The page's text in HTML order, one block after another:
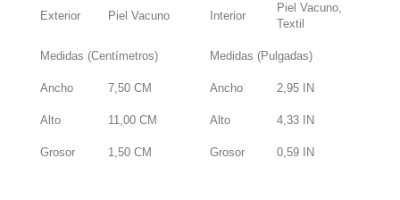
Exterior Piel Vacuno Interior
Piel Vacuno,
Textil
Medidas (Centímetros) Medidas (Pulgadas)
Ancho 7,50 CM Ancho 2,95 IN
Alto 11,00 CM Alto 4,33 IN
Grosor 1,50 CM Grosor 0,59 IN